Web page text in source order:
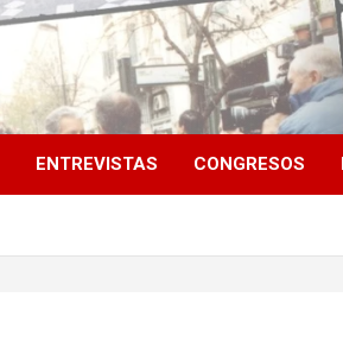
ENTREVISTAS CONGRESOS